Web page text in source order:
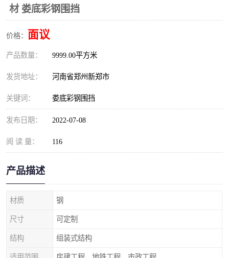
材 娄底彩钢围挡
价格： 面议
产品数量： 9999.00平方米
发货地址： 河南省郑州新郑市
关键词： 娄底彩钢围挡
发布日期： 2022-07-08
阅 读 量： 116
产品描述
材质 钢
尺寸 可定制
结构 组装式结构